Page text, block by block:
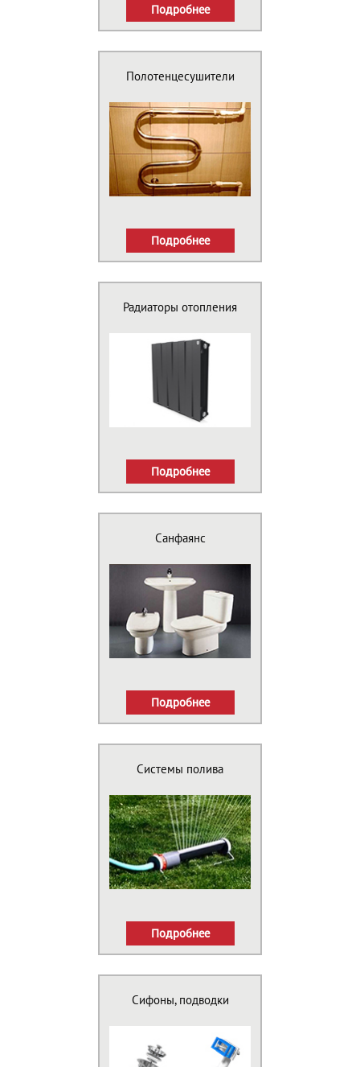
Подробнее
Полотенцесушители
Подробнее
Радиаторы отопления
Подробнее
Санфаянс
Подробнее
Системы полива
Подробнее
Сифоны, подводки